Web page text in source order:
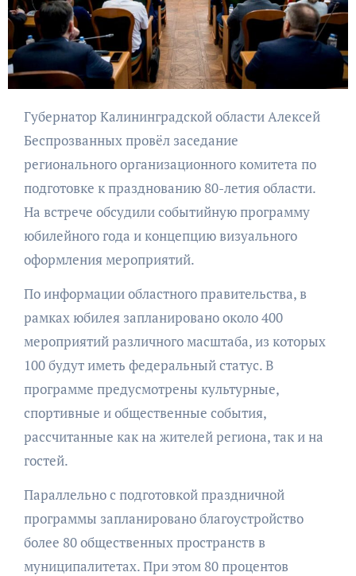
Губернатор Калининградской области Алексей
Беспрозванных провёл заседание
регионального организационного комитета по
подготовке к празднованию 80-летия области.
На встрече обсудили событийную программу
юбилейного года и концепцию визуального
оформления мероприятий.
По информации областного правительства, в
рамках юбилея запланировано около 400
мероприятий различного масштаба, из которых
100 будут иметь федеральный статус. В
программе предусмотрены культурные,
спортивные и общественные события,
рассчитанные как на жителей региона, так и на
гостей.
Параллельно с подготовкой праздничной
программы запланировано благоустройство
более 80 общественных пространств в
муниципалитетах. При этом 80 процентов